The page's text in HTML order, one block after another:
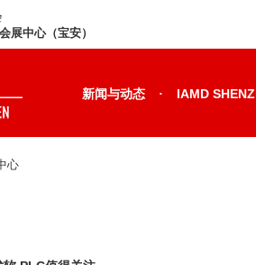
展中心（宝安）
新闻与动态 · IAMD
心